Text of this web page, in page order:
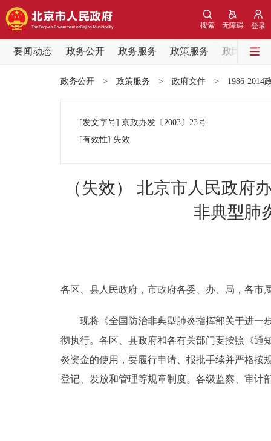
登录
无障碍
搜索
要闻动态 政务公开 政务服务 政策服务
政民互动
党中央精神
政务公开
政务服务
个人服务
政务公开 > 政策服务 > 政府文件 > 1986-2014
[发文字号] 京政办发 〔2003〕 23号
[有效性] 失效
（失效） 北京市人民政府
非典型肺
各区、县人民政府，市政府各委、办、局，各市
现将《全国防治非典型肺炎指挥部关于进一步
彻执行。各区、县政府和各有关部门要按照《通
炎资金的使用，要履行申请、报批手续并严格按
登记、发放和管理等规章制度。各级监察、审计